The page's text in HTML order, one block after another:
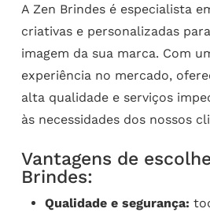
A Zen Brindes é especialista
criativas e personalizadas
imagem da sua marca. Com
experiência no mercado,
alta qualidade e serviços
às necessidades dos nossos
Vantagens de
Brindes:
Qualidade e segurança: